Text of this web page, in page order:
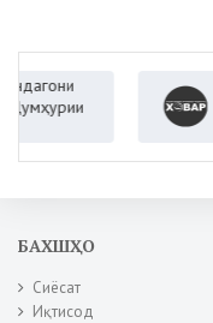
БАХШҲО
Сиёсат
Иқтисод